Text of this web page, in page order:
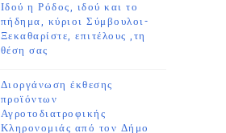
Ιδού η Ρόδος, ιδού και το
πήδημα, κύριοι Σύμβουλοι-
Ξεκαθαρίστε, επιτέλους ,τη
θέση σας
Διοργάνωση έκθεσης
προϊόντων
Αγροτοδιατροφικής
Κληρονομιάς από τον Δήμο